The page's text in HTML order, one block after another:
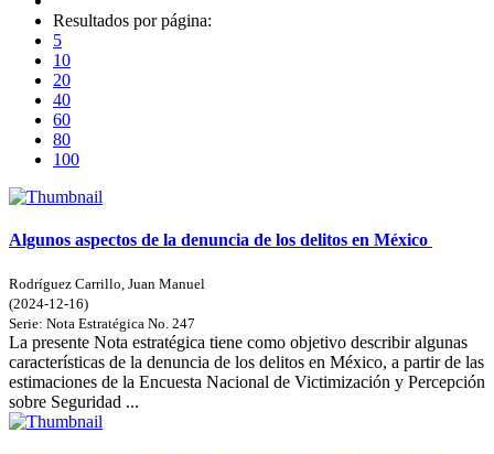
Resultados por página:
5
10
20
40
60
80
100
Algunos aspectos de la denuncia de los delitos en México
Rodríguez Carrillo, Juan Manuel
(2024-12-16)
Serie: Nota Estratégica No. 247
La presente Nota estratégica tiene como objetivo describir algunas
características de la denuncia de los delitos en México, a partir de las
estimaciones de la Encuesta Nacional de Victimización y Percepción
sobre Seguridad ...